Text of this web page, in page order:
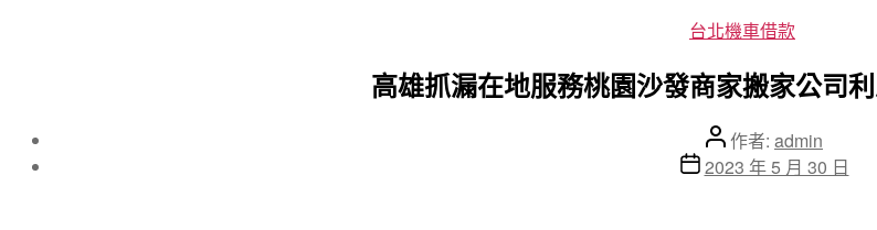
分
台北機車借款
高雄抓漏在地服務桃園沙發商家搬家公司
文
章
作者: admin
文 2023 年 5 月 30 日